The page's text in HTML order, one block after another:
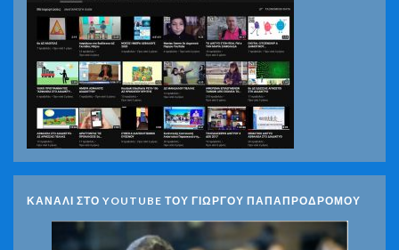
ΚΑΝΑΛΙ ΣΤΟ YOUTUBE ΤΟΥ ΓΙΩΡΓΟΥ ΠΑΠΑΠΡΟΔΡΟΜΟΥ